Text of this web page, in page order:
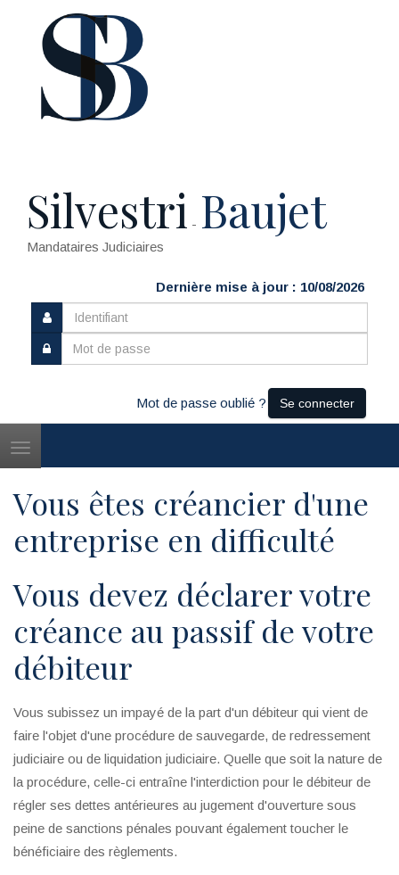
Silvestri - Baujet
Mandataires Judiciaires
Dernière mise à jour : 10/08/2026
Mot de passe oublié ? Se connecter
Toggle
Vous êtes créancier d'une
entreprise en difficulté
Vous devez déclarer votre
créance au passif de votre
débiteur
Vous subissez un impayé de la part d'un débiteur qui vient de
faire l'objet d'une procédure de sauvegarde, de redressement
judiciaire ou de liquidation judiciaire. Quelle que soit la nature de
la procédure, celle-ci entraîne l'interdiction pour le débiteur de
régler ses dettes antérieures au jugement d'ouverture sous
peine de sanctions pénales pouvant également toucher le
bénéficiaire des règlements.